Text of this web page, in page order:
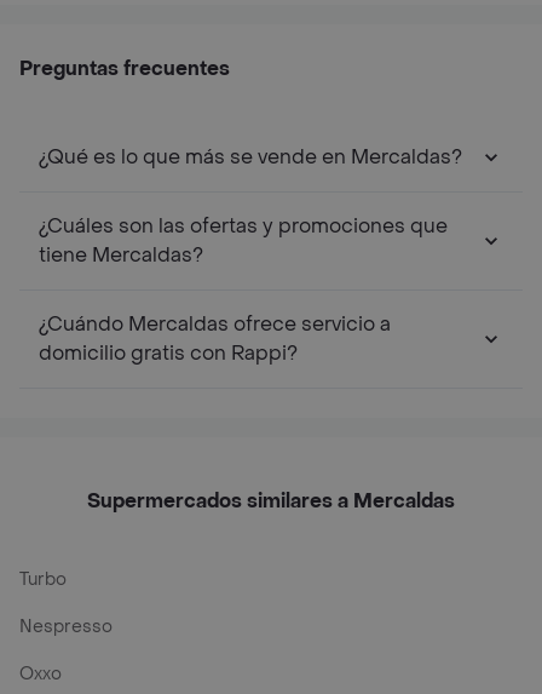
Preguntas frecuentes
¿Qué es lo que más se vende en Mercaldas?
¿Cuáles son las ofertas y promociones que
tiene Mercaldas?
¿Cuándo Mercaldas ofrece servicio a
domicilio gratis con Rappi?
Supermercados similares a Mercaldas
Turbo
Nespresso
Oxxo